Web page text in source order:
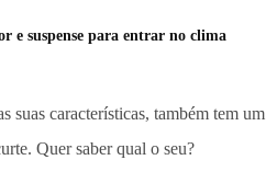
e suspense para entrar no clima
suas características, também tem um
Quer saber qual o seu?